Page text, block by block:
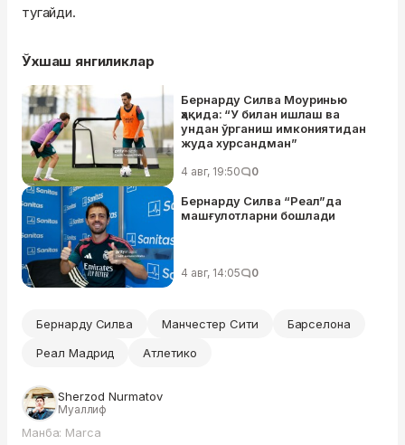
тугайди.
Ўхшаш янгиликлар
Бернарду Силва Моуринью
ҳақида: “У билан ишлаш ва
ундан ўрганиш имкониятидан
жуда хурсандман”
4 авг, 19:50 0
Бернарду Силва “Реал”да
машғулотларни бошлади
4 авг, 14:05 0
Бернарду Силва Манчестер Сити
Барселона
Реал Мадрид
Атлетико
Sherzod Nurmatov
Муаллиф
Манба: Marca